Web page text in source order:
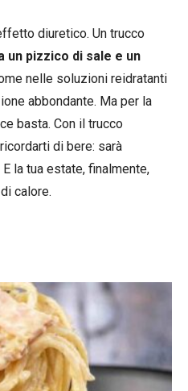
diuretico. Un trucco
un pizzico di sale e un
nelle soluzioni reidratanti
abbondante. Ma per la
basta. Con il trucco
di bere: sarà
la tua estate, finalmente,
calore.